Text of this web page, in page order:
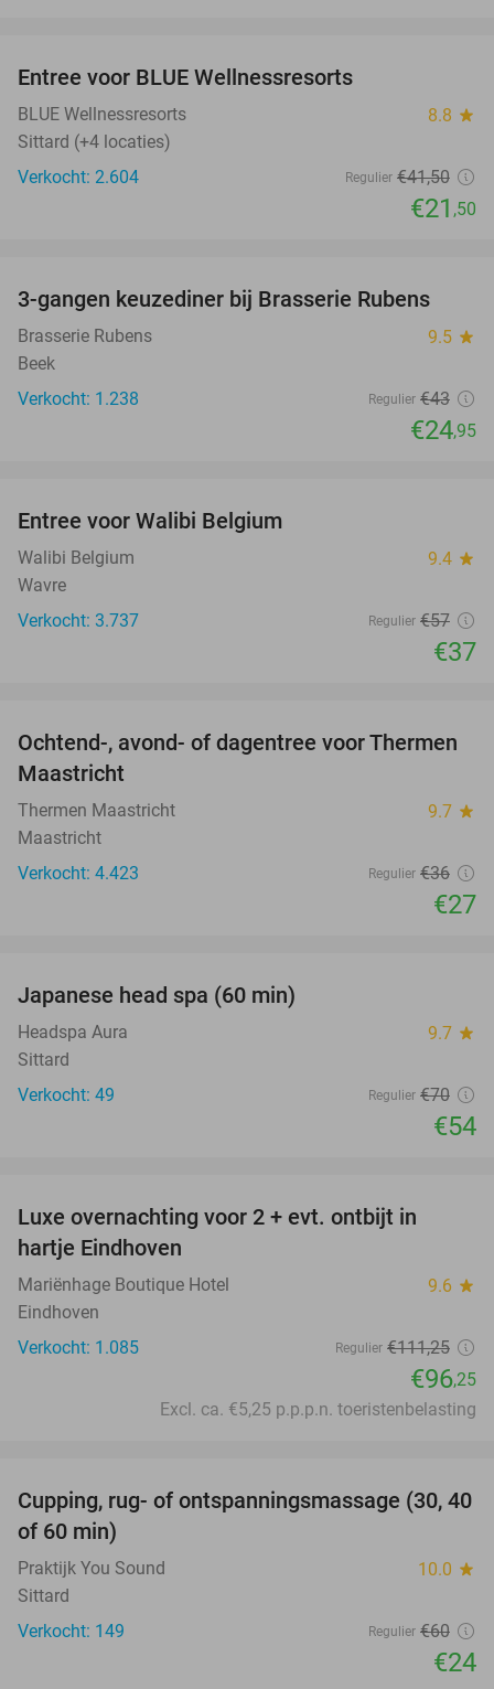
Entree voor BLUE Wellnessresorts
BLUE Wellnessresorts 8.8 star
Sittard (+4 locaties)
Verkocht: 2.604
Regulier €41,50
€21 ,50
42%
3-gangen keuzediner bij Brasserie Rubens
Brasserie Rubens 9.5 star
Beek
Verkocht: 1.238
Regulier €43
€24,95
Entree voor Walibi Belgium
Walibi Belgium 9.4 star
Wavre
Verkocht: 3.737
Regulier €57
€37
25%
Ochtend-, avond- of dagentree voor Thermen
Maastricht
Thermen Maastricht 9.7 star
Maastricht
Verkocht: 4.423
Regulier €36
€27
Japanese head spa (60 min)
Headspa Aura 9.7 star
Sittard
Verkocht: 49
Regulier €70
€54
Luxe overnachting voor 2 + evt. ontbijt in
hartje Eindhoven
Mariënhage Boutique Hotel 9.6 star
Eindhoven
Verkocht: 1.085
Regulier €111,25
€96,25
Excl. ca. €5,25 p.p.p.n. toeristenbelasting
60%
Cupping, rug- of ontspanningsmassage (30, 40
of 60 min)
Praktijk You Sound 10.0 star
Sittard
Verkocht: 149
Regulier €60
€24